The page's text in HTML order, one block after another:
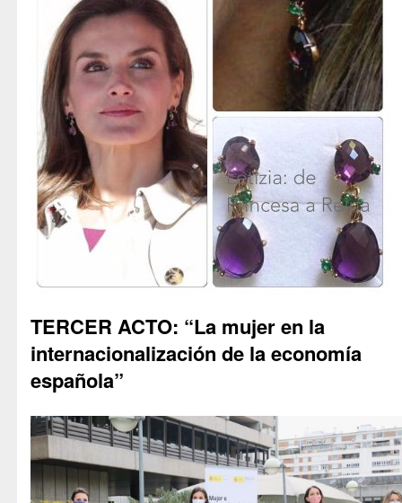
TERCER ACTO: “La mujer en la
internacionalización de la economía
española”